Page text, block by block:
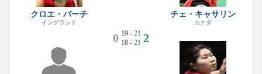
クロエ・バーチ
イングランド
0 19 - 21
18 - 21 2
チェ・キャサリン
カナダ